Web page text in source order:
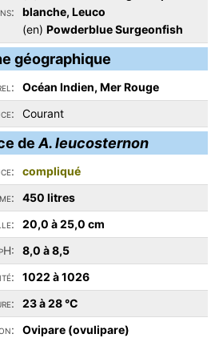
blanche, Leuco
(en) Powderblue Surgeonfish
géographique
Océan Indien, Mer Rouge
Courant
de A. leucosternon
compliqué
450 litres
20,0 à 25,0 cm
pH:
8,0 à 8,5
1022 à 1026
23 à 28 °C
Ovipare (ovulipare)